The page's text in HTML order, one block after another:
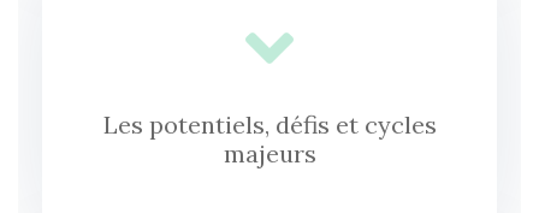
Les potentiels, défis et cycles
majeurs